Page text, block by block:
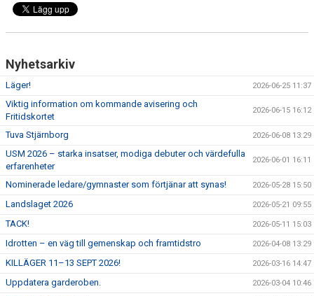
Nyhetsarkiv
Läger! 2026-06-25 11:37
Viktig information om kommande avisering och
Fritidskortet
2026-06-15 16:12
Tuva Stjärnborg 2026-06-08 13:29
USM 2026 – starka insatser, modiga debuter och värdefulla
erfarenheter
2026-06-01 16:11
Nominerade ledare/gymnaster som förtjänar att synas! 2026-05-28 15:50
Landslaget 2026 2026-05-21 09:55
TACK! 2026-05-11 15:03
Idrotten – en väg till gemenskap och framtidstro 2026-04-08 13:29
KILLÄGER 11–13 SEPT 2026! 2026-03-16 14:47
Uppdatera garderoben. 2026-03-04 10:46